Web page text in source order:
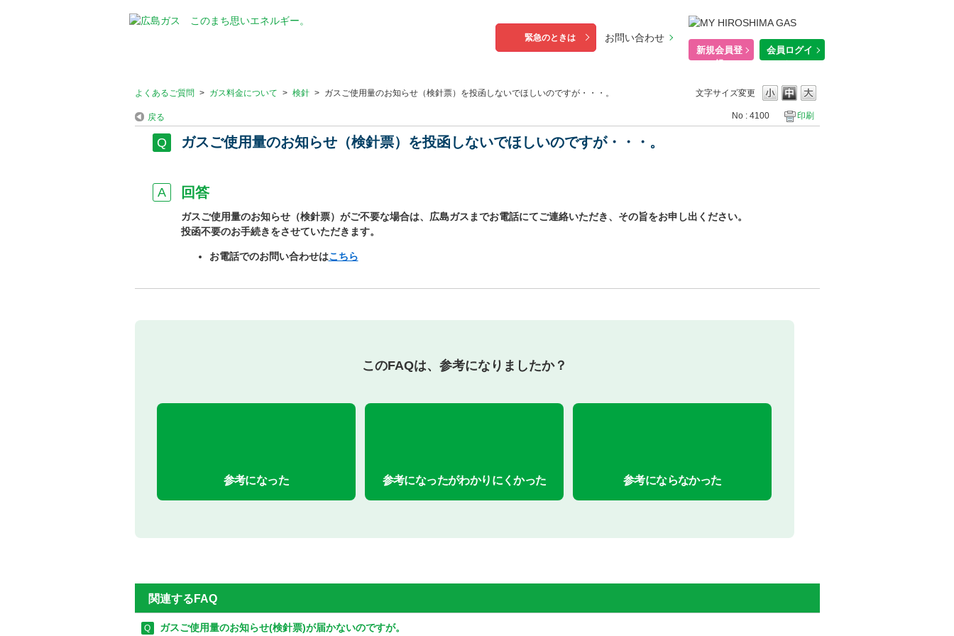
緊急のときは お問い合わせ
新規会員登
録
会員ログイ
ン
文字サイズ変更
よくあるご質問 > ガス料金について > 検針 > ガスご使用量のお知らせ（検針票）を投函しないでほしいのですが・・・。
戻る No : 4100 印刷
ガスご使用量のお知らせ（検針票）を投函しないでほしいのですが・・・。
回答
ガスご使用量のお知らせ（検針票）がご不要な場合は、広島ガスまでお電話にてご連絡いただき、その旨をお申し出ください。
投函不要のお手続きをさせていただきます。
お電話でのお問い合わせはこちら
このFAQは、参考になりましたか？
参考になった 参考になったがわかりにくかった 参考にならなかった
関連するFAQ
ガスご使用量のお知らせ(検針票)が届かないのですが。